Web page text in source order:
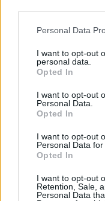
Personal Data
I want to opt-out
personal data.
Opted In
I want to opt-out
Personal Data.
Opted In
I want to opt-out
Personal Data for
Opted In
I want to opt-out
Retention, Sale,
Personal Data
LETTERATURA LATINA
LETTERATURA LATINA
Milziade
LETTERATURA LATINA
Emilio Paolo e